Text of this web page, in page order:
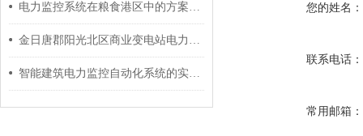
电力监控系统在粮食港区中的方案设计与应用
金日唐郡阳光北区商业变电站电力监控系的设计与应用
智能建筑电力监控自动化系统的实践应用 安科瑞 许敏
您的姓名：
联系电话：
常用邮箱：